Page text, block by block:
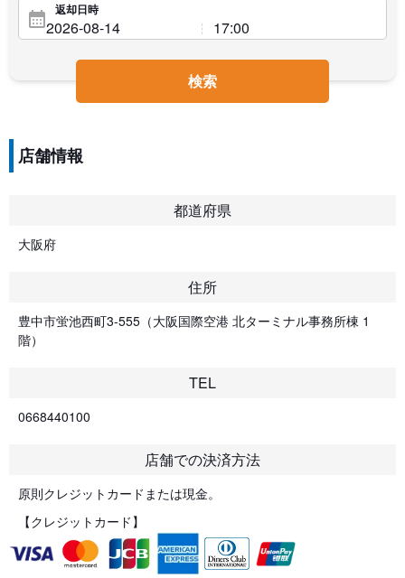
返却日時
検索
店舗情報
都道府県
大阪府
住所
豊中市蛍池西町3-555（大阪国際空港 北ターミナル事務所棟 1
階）
TEL
0668440100
店舗での決済方法
原則クレジットカードまたは現金。
【クレジットカード】